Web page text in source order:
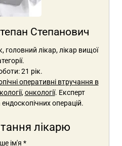
Степанович
лікар, лікар вищої
21 рік.
оперативні втручання в
,онкології. Експерт
операцій.
лікарю
ім'я *